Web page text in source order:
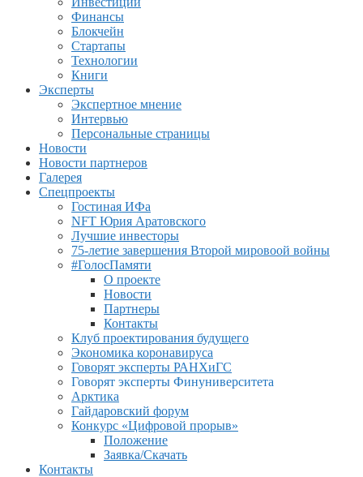
Финансы
Блокчейн
Стартапы
Технологии
Книги
Эксперты
Экспертное мнение
Интервью
Персональные страницы
Новости
Новости партнеров
Галерея
Спецпроекты
Гостиная ИФа
NFT Юрия Аратовского
Лучшие инвесторы
75-летие завершения Второй мировоой войны
#ГолосПамяти
О проекте
Новости
Партнеры
Контакты
Клуб проектирования будущего
Экономика коронавируса
Говорят эксперты РАНХиГС
Говорят эксперты Финуниверситета
Арктика
Гайдаровский форум
Конкурс «Цифровой прорыв»
Положение
Заявка/Скачать
Контакты